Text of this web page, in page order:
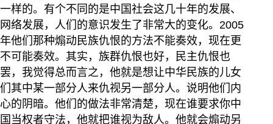
一样的。有个不同的是中国社会这几十年的发展、
网络发展，人们的意识发生了非常大的变化。2005
年他们那种煽动民族仇恨的方法不能奏效，现在更
不可能奏效。其实，族群仇恨也好，民主仇恨也
罢，我觉得总而言之，他就是想让中华民族的儿女
们其中某一部分人来仇视另一部分人。说明他们内
心的阴暗。他们的做法非常清楚，现在谁要求你中
国当权者守法，他就把谁视为敌人。他就会煽动另